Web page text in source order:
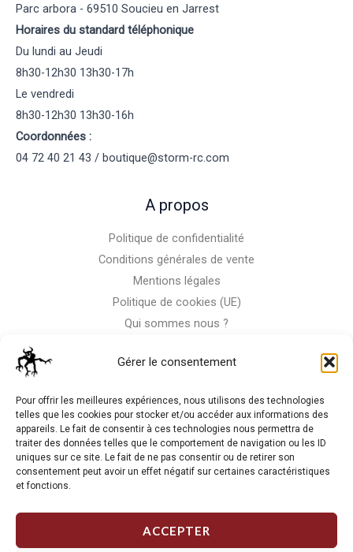
Gérer le consentement
Pour offrir les meilleures expériences, nous utilisons des technologies
telles que les cookies pour stocker et/ou accéder aux informations des
appareils. Le fait de consentir à ces technologies nous permettra de
traiter des données telles que le comportement de navigation ou les ID
uniques sur ce site. Le fait de ne pas consentir ou de retirer son
consentement peut avoir un effet négatif sur certaines caractéristiques
et fonctions.
ACCEPTER
Parc arbora - 69510 Soucieu en Jarrest
Horaires du standard téléphonique
Du lundi au Jeudi
8h30-12h30 13h30-17h
Le vendredi
8h30-12h30 13h30-16h
Coordonnées :
04 72 40 21 43 / boutique@storm-rc.com
A propos
Politique de confidentialité
Conditions générales de vente
Mentions légales
Politique de cookies (UE)
Qui sommes nous ?
La RC n'est pas notre seule passion, venez visiter notre shop
de motos